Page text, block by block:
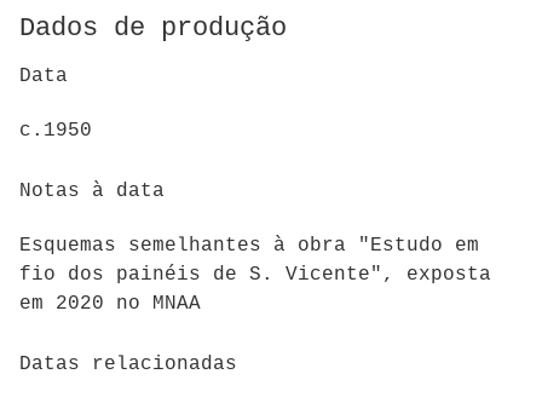
Dados de produção
Data
c.1950
Notas à data
Esquemas semelhantes à obra "Estudo em
fio dos painéis de S. Vicente", exposta
em 2020 no MNAA
Datas relacionadas